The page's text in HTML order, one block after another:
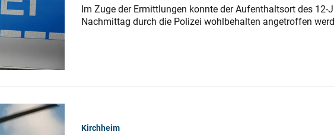
Im Zuge der Ermittlungen konnte der Aufenthaltsort des 12-
Nachmittag durch die Polizei wohlbehalten angetroffen
Kirchheim